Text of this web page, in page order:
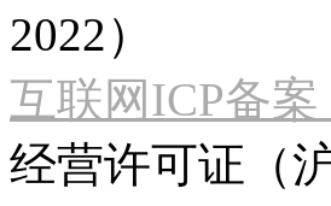
2022）
互联网ICP备案
经营许可证（